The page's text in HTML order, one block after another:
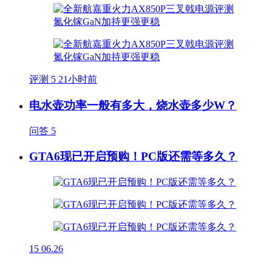
评测 5 21小时前
电水壶功率一般有多大，烧水壶多少W？
问答 5
GTA6现已开启预购！PC版还需等多久？
15 06.26